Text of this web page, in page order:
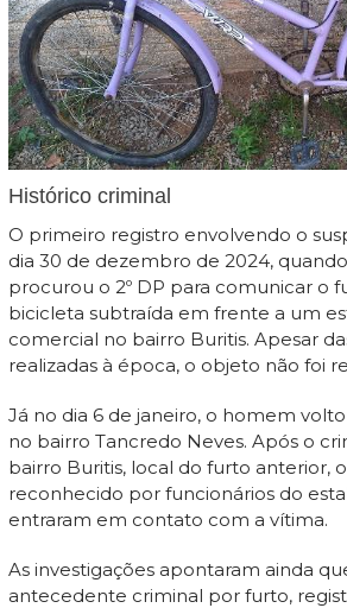
Histórico criminal
O primeiro registro envolvendo o
dia 30 de dezembro de 2024,
procurou o 2º DP para comunicar o
bicicleta subtraída em frente a um
comercial no bairro Buritis. Apesar
realizadas à época, o objeto não foi
Já no dia 6 de janeiro, o homem
no bairro Tancredo Neves. Após o
bairro Buritis, local do furto anterior,
reconhecido por funcionários do
entraram em contato com a vítima.
As investigações apontaram ainda
antecedente criminal por furto,